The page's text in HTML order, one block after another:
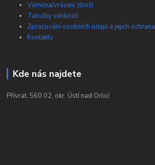
Výměna/vrácení zboží
Tabulky velikostí
Zpracování osobních údajů a jejich ochrana
Kontakty
Kde nás najdete
Přívrat, 560 02, okr. Ústí nad Orlicí